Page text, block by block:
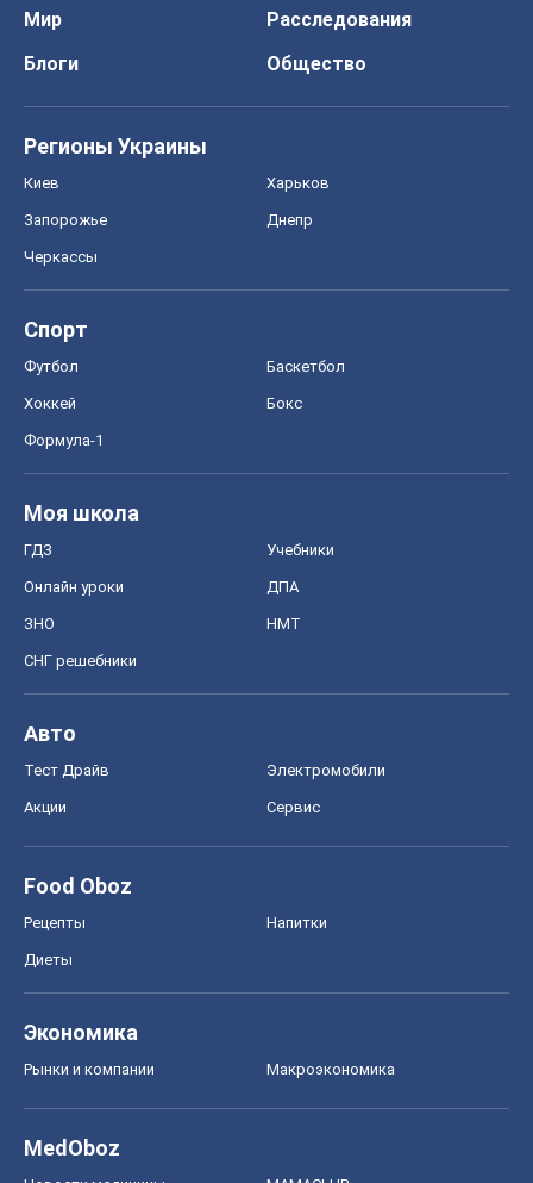
Мир
Расследования
Блоги
Общество
Регионы Украины
Киев Харьков
Запорожье Днепр
Черкассы
Спорт
Футбол Баскетбол
Хоккей Бокс
Формула-1
Моя школа
ГДЗ Учебники
Онлайн уроки ДПА
ЗНО НМТ
СНГ решебники
Авто
Тест Драйв Электромобили
Акции Сервис
Food Oboz
Рецепты Напитки
Диеты
Экономика
Рынки и компании Mакроэкономика
MedOboz